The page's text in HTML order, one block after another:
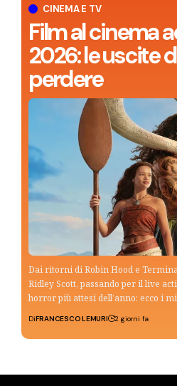
CINEMA E TV
Film al cinema
2026: le uscite
perdere
Dai ritorni di Robin Hood e
Ridley Scott, passando per il live
horror più attesi dell’anno: ecco i
DiFRANCESCO LEMURI 2 giorni fa